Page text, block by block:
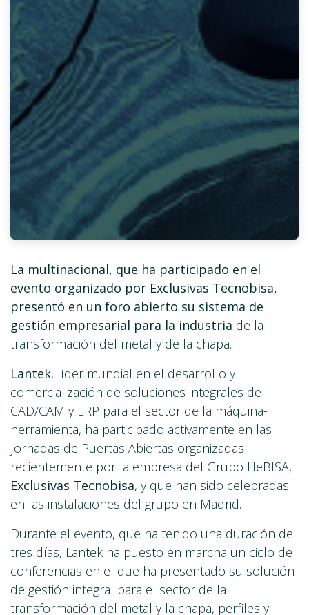
La multinacional, que ha participado en el
evento organizado por Exclusivas Tecnobisa,
presentó en un foro abierto su sistema de
gestión empresarial para la industria de la
transformación del metal y de la chapa.
Lantek, líder mundial en el desarrollo y
comercialización de soluciones integrales de
CAD/CAM y ERP para el sector de la máquina-
herramienta, ha participado activamente en las
Jornadas de Puertas Abiertas organizadas
recientemente por la empresa del Grupo HeBISA,
Exclusivas Tecnobisa, y que han sido celebradas
en las instalaciones del grupo en Madrid.
Durante el evento, que ha tenido una duración de
tres días, Lantek ha puesto en marcha un ciclo de
conferencias en el que ha presentado su solución
de gestión integral para el sector de la
transformación del metal y la chapa, perfiles y